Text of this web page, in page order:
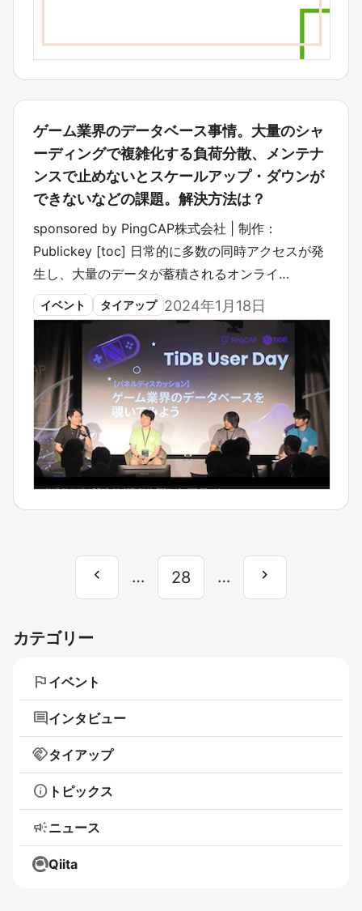
ゲーム業界のデータベース事情。大量のシャ
ーディングで複雑化する負荷分散、メンテナ
ンスで止めないとスケールアップ・ダウンが
できないなどの課題。解決方法は？
sponsored by PingCAP株式会社 | 制作：
Publickey [toc] 日常的に多数の同時アクセスが発
生し、大量のデータが蓄積されるオンライ…
イベント タイアップ 2024年1月18日
chevron_left … 28 … chevron_right
カテゴリー
flag イベント
commentインタビュー
handshakeタイアップ
info トピックス
campaignニュース
Qiita